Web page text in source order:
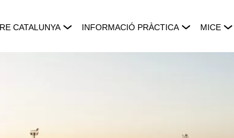
CATALUNYA INFORMACIÓ PRÀCTICA MICE